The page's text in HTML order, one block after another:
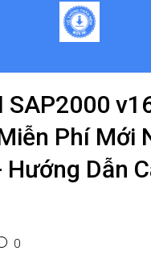
SAP2000
Phí Mới
Hướng Dẫn
0